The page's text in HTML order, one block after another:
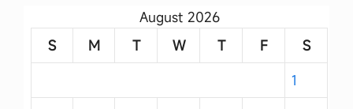
August 2026
S
M T W T F
S
1